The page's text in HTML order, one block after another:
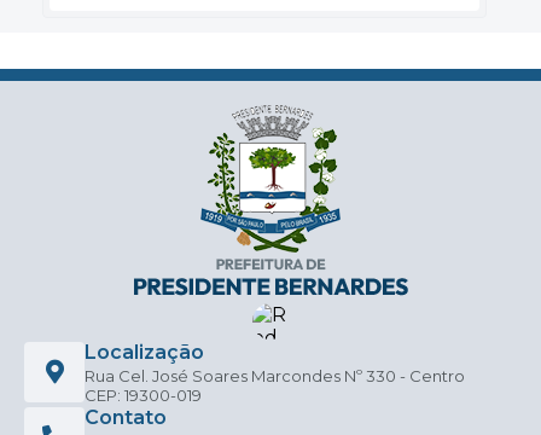
Localização
Rua Cel. José Soares Marcondes Nº 330 - Centro
CEP: 19300-019
Contato